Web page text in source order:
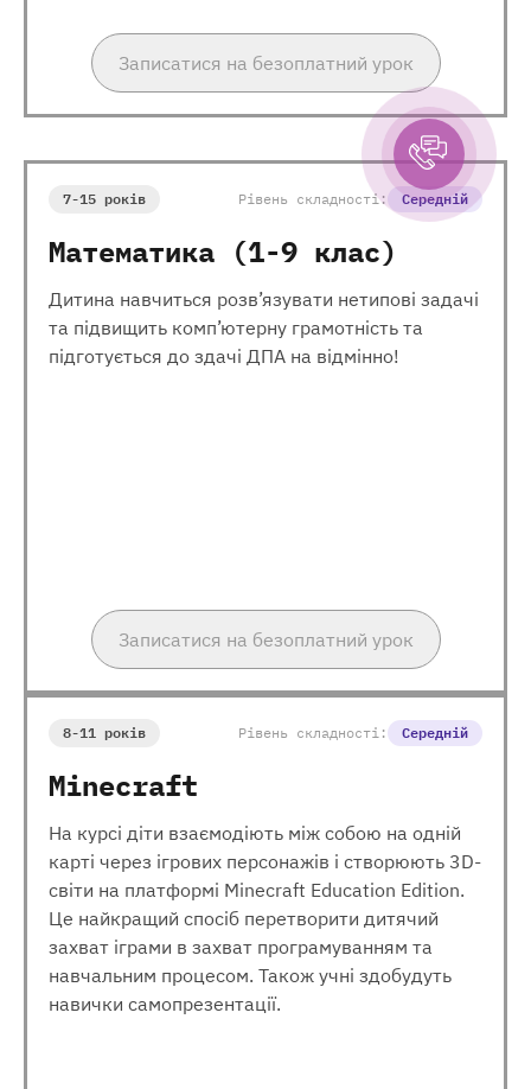
Записатися на безоплатний урок
7-15 років Рівень складності: Середній
Математика (1-9 клас)
Дитина навчиться розв’язувати нетипові задачі
та підвищить комп’ютерну грамотність та
підготується до здачі ДПА на відмінно!
Записатися на безоплатний урок
8-11 років Рівень складності: Середній
Minecraft
На курсі діти взаємодіють між собою на одній
карті через ігрових персонажів і створюють 3D-
світи на платформі Minecraft Education Edition.
Це найкращий спосіб перетворити дитячий
захват іграми в захват програмуванням та
навчальним процесом. Також учні здобудуть
навички самопрезентації.